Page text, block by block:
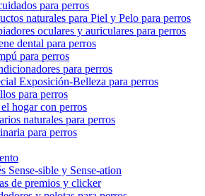
para perros
naturales para Piel y Pelo para perros
oculares y auriculares para perros
dental para perros
para perros
para perros
Exposición-Belleza para perros
para perros
hogar con perros
naturales para perros
para perros
Sense-sible y Sense-ation
de premios y clicker